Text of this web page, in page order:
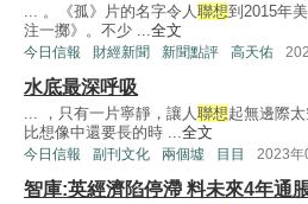
... 。《孤》片的名字令人 聯想到2015年
注一擲》。不少 ... 全文
今日信報 財經新聞 新聞點評 高天佑
水底最深呼吸
... ，只有一片寧靜，讓人 聯想起無邊際
比想像中還要長的時 ... 全文
今日信報 副刊文化 兩個墟 目目 2023年
智庫:英經濟陷停滯 料未來4年通